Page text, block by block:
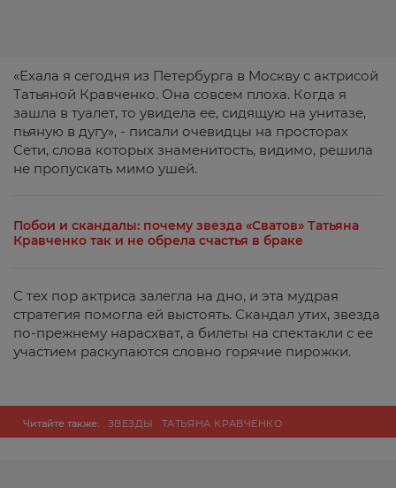
«Ехала я сегодня из Петербурга в Москву с актрисой
Татьяной Кравченко. Она совсем плоха. Когда я
зашла в туалет, то увидела ее, сидящую на унитазе,
пьяную в дугу», - писали очевидцы на просторах
Сети, слова которых знаменитость, видимо, решила
не пропускать мимо ушей.
Побои и скандалы: почему звезда «Сватов» Татьяна
Кравченко так и не обрела счастья в браке
С тех пор актриса залегла на дно, и эта мудрая
стратегия помогла ей выстоять. Скандал утих, звезда
по-прежнему нарасхват, а билеты на спектакли с ее
участием раскупаются словно горячие пирожки.
Читайте также: ЗВЕЗДЫ ТАТЬЯНА КРАВЧЕНКО